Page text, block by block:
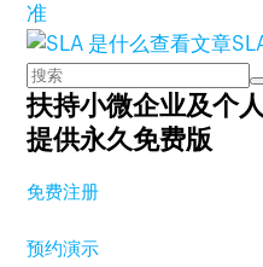
准
查看文章
扶持小微企业及个
提供永久免费版
免费注册
预约演示